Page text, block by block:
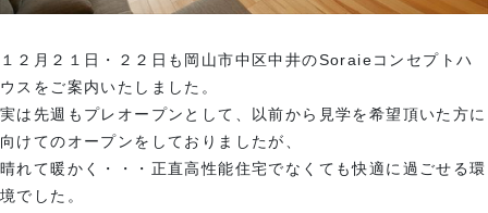
１２月２１日・２２日も岡山市中区中井のSoraieコンセプトハ
ウスをご案内いたしました。
実は先週もプレオープンとして、以前から見学を希望頂いた方に
向けてのオープンをしておりましたが、
晴れて暖かく・・・正直高性能住宅でなくても快適に過ごせる環
境でした。